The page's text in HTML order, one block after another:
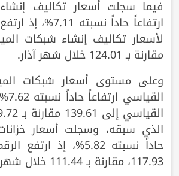
فيما سجلت أسعار تكاليف
ارتفاعاً حاداً نسبته
مقارنة بـ 124.01 خلال شهر آذار.
وعلى مستوى أسعار شبكات
الذي سبقه، وسجلت أسعار خزانات
حاداً نسبته 5.82%، إذ
117.93، مقارنة بـ 111.44 خلال شهر آذار.